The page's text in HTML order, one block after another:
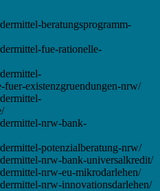
beratungsprogramm-
fue-rationelle-
fuer-existenzgruendungen-nrw/
nrw-bank-
potenzialberatung-nrw/
nrw-bank-universalkredit/
nrw-eu-mikrodarlehen/
nrw-innovationsdarlehen/